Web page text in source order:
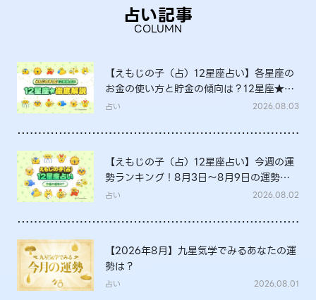
占い記事
COLUMN
【えもじの子（占）12星座占い】各星座の
お金の使い方と貯金の傾向は？12星座★徹
底解説
占い 2026.08.03
【えもじの子（占）12星座占い】今週の運
勢ランキング！8月3日～8月9日の運勢
は？
占い 2026.08.02
【2026年8月】九星気学でみるあなたの運
勢は？
占い 2026.08.01